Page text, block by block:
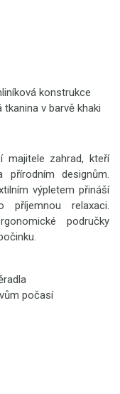
konstrukce
v barvě khaki
majitele zahrad, kteří
přírodním designům.
výpletem přináší
relaxaci.
područky
počasí